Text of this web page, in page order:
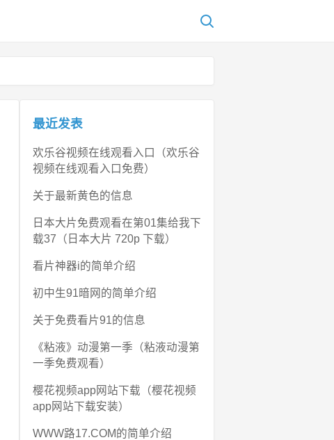
最近发表
欢乐谷视频在线观看入口（欢乐谷
视频在线观看入口免费）
关于最新黄色的信息
日本大片免费观看在第01集给我下
载37（日本大片 720p 下载）
看片神器i的简单介绍
初中生91暗网的简单介绍
关于免费看片91的信息
《粘液》动漫第一季（粘液动漫第
一季免费观看）
樱花视频app网站下载（樱花视频
app网站下载安装）
WWW路17.COM的简单介绍